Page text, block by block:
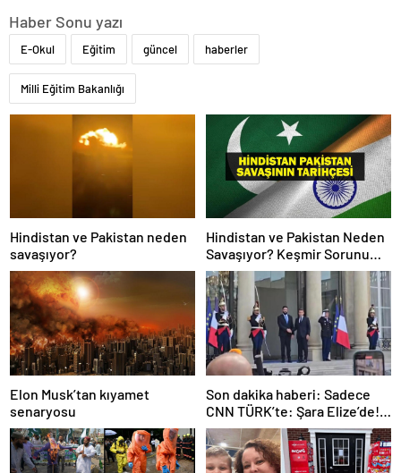
Haber Sonu yazı
E-Okul Eğitim güncel haberler
Milli Eğitim Bakanlığı
Hindistan ve Pakistan neden
savaşıyor?
Hindistan ve Pakistan Neden
Savaşıyor? Keşmir Sorunu
Nedir? Neden Savaş Başladı?
İşte Hindistan Pakistan
Savaşının Tarihçesi!
Elon Musk’tan kıyamet
senaryosu
Son dakika haberi: Sadece
CNN TÜRK’te: Şara Elize’de!
Suriye Lideri, Macron ile
görüşüyor